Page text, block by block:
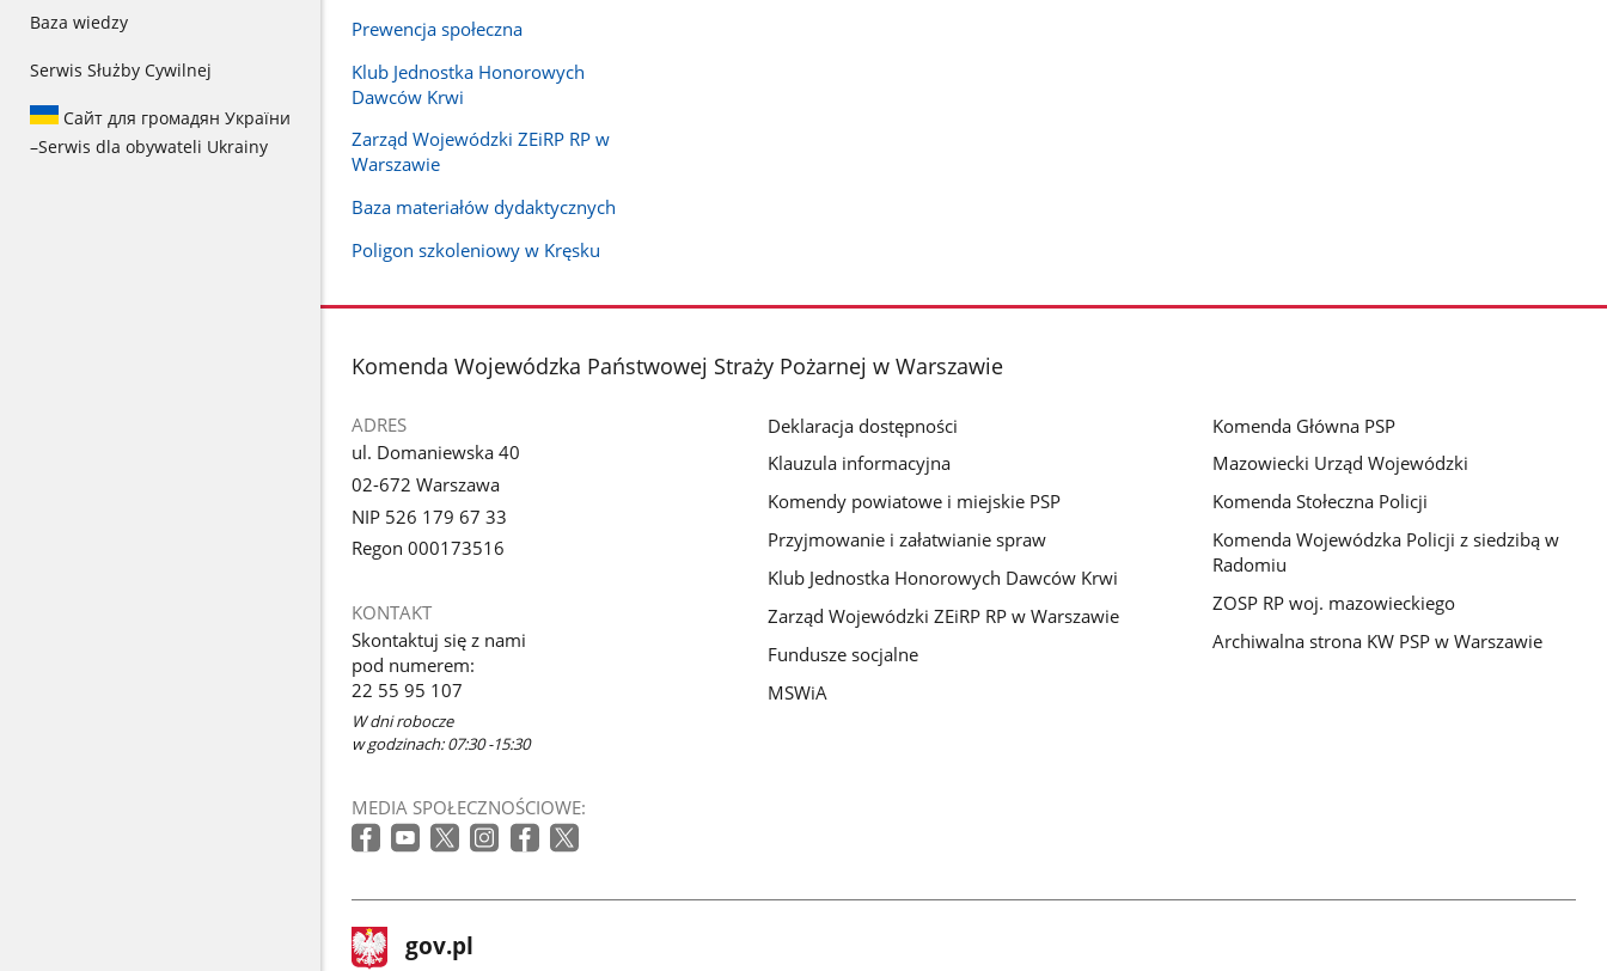
Baza wiedzy
Serwis Służby Cywilnej
Сайт для громадян України
–Serwis dla obywateli Ukrainy
Prewencja społeczna
Klub Jednostka Honorowych
Dawców Krwi
Zarząd Wojewódzki ZEiRP RP w
Warszawie
Baza materiałów dydaktycznych
Poligon szkoleniowy w Kręsku
stopka
Komenda Wojewódzka Państwowej Straży Pożarnej w Warszawie
ADRES
ul. Domaniewska 40
02-672 Warszawa
NIP 526 179 67 33
Regon 000173516
KONTAKT
Skontaktuj się z nami
pod numerem:
22 55 95 107
W dni robocze
w godzinach: 07:30 -15:30
MEDIA SPOŁECZNOŚCIOWE:
Deklaracja dostępności
Klauzula informacyjna
Komendy powiatowe i miejskie PSP
Przyjmowanie i załatwianie spraw
Klub Jednostka Honorowych Dawców Krwi
Zarząd Wojewódzki ZEiRP RP w Warszawie
Fundusze socjalne
MSWiA
Komenda Główna PSP
Mazowiecki Urząd Wojewódzki
Komenda Stołeczna Policji
Komenda Wojewódzka Policji z siedzibą w
Radomiu
ZOSP RP woj. mazowieckiego
Archiwalna strona KW PSP w Warszawie
stopka
gov.pl Strona
gov.pl